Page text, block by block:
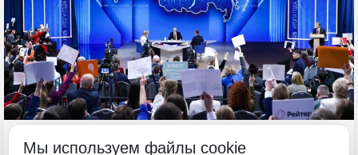
Мы используем файлы cookie